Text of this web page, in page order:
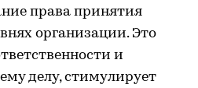
права принятия
организации. Это
и
делу, стимулирует